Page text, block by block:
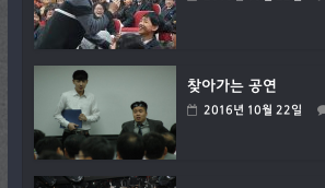
찾아가는 공연
2016년 10월 22일